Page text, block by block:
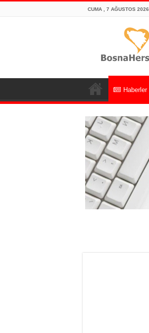
CUMA , 7 AĞUSTOS 2026
Haberler